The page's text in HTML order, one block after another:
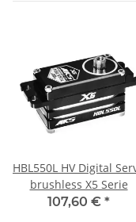
HBL550L HV Digital
brushless X5 Serie
107,60 € *